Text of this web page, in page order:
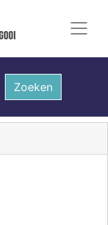
Zoeken